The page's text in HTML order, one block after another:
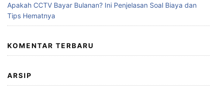
Apakah CCTV Bayar Bulanan? Ini Penjelasan Soal Biaya dan
Tips Hematnya
KOMENTAR TERBARU
ARSIP